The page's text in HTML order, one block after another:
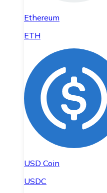
Ethereum
ETH
USD Coin
USDC